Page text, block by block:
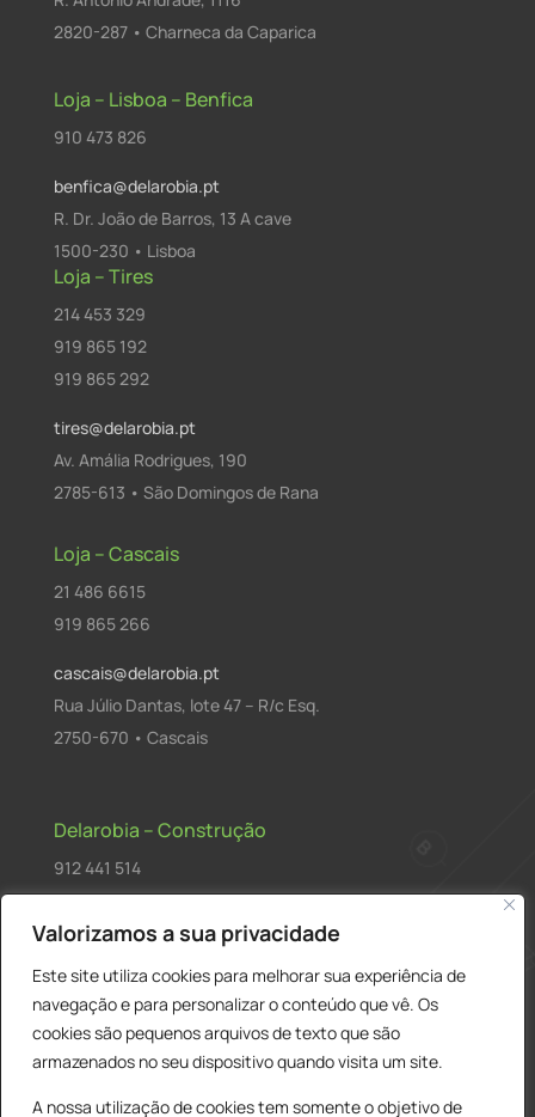
Valorizamos a sua privacidade
Este site utiliza cookies para melhorar sua experiência de
navegação e para personalizar o conteúdo que vê. Os
cookies são pequenos arquivos de texto que são
armazenados no seu dispositivo quando visita um site.
A nossa utilização de cookies tem somente o objetivo de
2820-287 • Charneca da Caparica
Loja – Lisboa – Benfica
910 473 826
benfica@delarobia.pt
R. Dr. João de Barros, 13 A cave
1500-230 • Lisboa
Loja – Tires
214 453 329
919 865 192
919 865 292
tires@delarobia.pt
Av. Amália Rodrigues, 190
2785-613 • São Domingos de Rana
Loja – Cascais
21 486 6615
919 865 266
cascais@delarobia.pt
Rua Júlio Dantas, lote 47 – R/c Esq.
2750-670 • Cascais
Delarobia – Construção
912 441 514
R. António Andrade, 1171
2820-287 • Charneca de Caparica
Products
search PESQUISAR